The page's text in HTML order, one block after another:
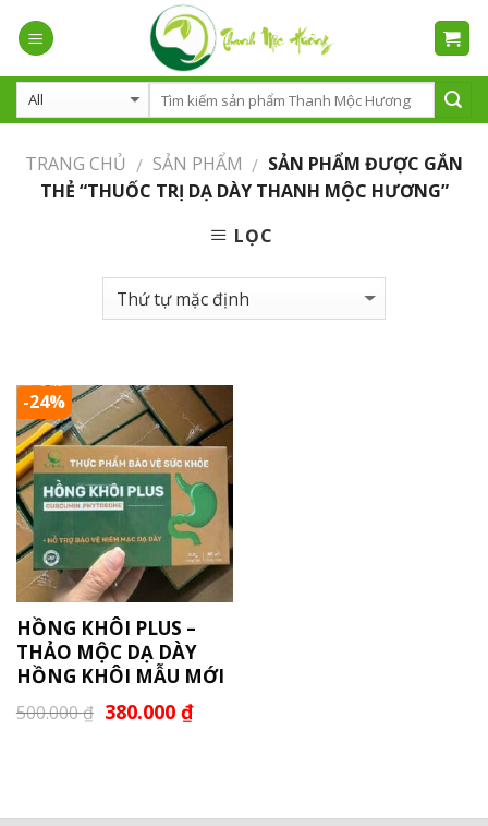
TRANG CHỦ / SẢN PHẨM / SẢN PHẨM ĐƯỢC GẮN
THẺ “THUỐC TRỊ DẠ DÀY THANH MỘC HƯƠNG”
LỌC
-24%
HỒNG KHÔI PLUS –
THẢO MỘC DẠ DÀY
HỒNG KHÔI MẪU MỚI
500.000₫ 380.000 ₫